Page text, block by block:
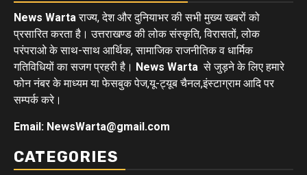
News Wartaराज्य, देश और दुनियाभर की सभी मुख्य खबरों को
प्रसारित करता है। उत्तराखण्ड की लोक संस्कृति, विरासतों, लोक
परंपराओ के साथ-साथ आर्थिक, सामाजिक राजनीतिक व धार्मिक
गतिविधियों का सजग प्रहरी है। News Warta से जुड़ने के लिए हमारे
फोन नंबर के माध्यम या फेसबुक पेज,यू-ट्यूब चैनल,इंस्टाग्राम आदि पर
सम्पर्क करे।
Email: NewsWarta@gmail.com
CATEGORIES